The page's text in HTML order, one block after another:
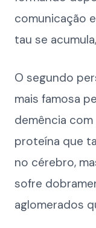
comunicação
tau se
O segundo
mais famosa
demência com
proteína que
no cérebro,
sofre
aglomerados